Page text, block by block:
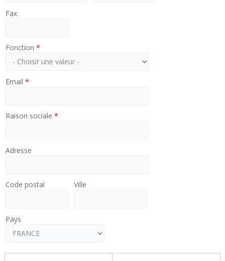
Fax
Fonction *
Email *
Raison sociale *
Adresse
Code postal Ville
Pays